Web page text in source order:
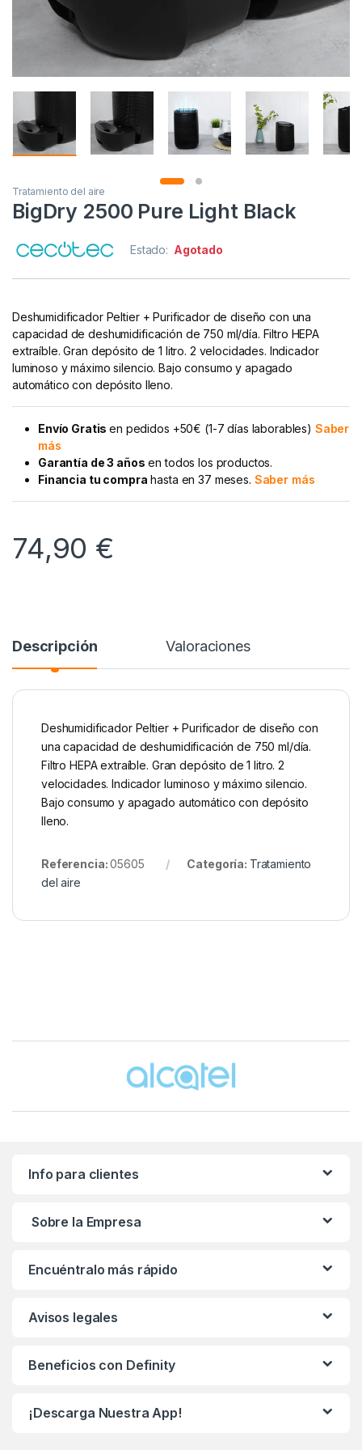
Tratamiento del aire
BigDry 2500 Pure Light Black
Estado: Agotado
Deshumidificador Peltier + Purificador de diseño con una
capacidad de deshumidificación de 750 ml/día. Filtro HEPA
extraíble. Gran depósito de 1 litro. 2 velocidades. Indicador
luminoso y máximo silencio. Bajo consumo y apagado
automático con depósito lleno.
Envío Gratisen pedidos +50€ (1-7 días laborables) Saber
más
Garantía de 3 años en todos los productos.
Financia tu compra hasta en 37 meses. Saber más
74,90 €
Descripción Valoraciones
Deshumidificador Peltier + Purificador de diseño con
una capacidad de deshumidificación de 750 ml/día.
Filtro HEPA extraíble. Gran depósito de 1 litro. 2
velocidades. Indicador luminoso y máximo silencio.
Bajo consumo y apagado automático con depósito
lleno.
Referencia:05605 Categoría: Tratamiento
del aire
Info para clientes
Sobre la Empresa
Encuéntralo más rápido
Avisos legales
Beneficios con Definity
¡Descarga Nuestra App!